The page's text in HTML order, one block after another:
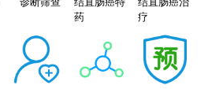
药
疗